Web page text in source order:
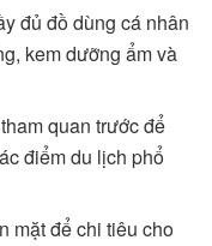
đủ đồ dùng cá nhân
kem dưỡng ẩm và
quan trước để
điểm du lịch phổ
mặt để chi tiêu cho